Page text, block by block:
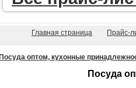
Главная страница Прайс-
оптом, кухонные
Посуда